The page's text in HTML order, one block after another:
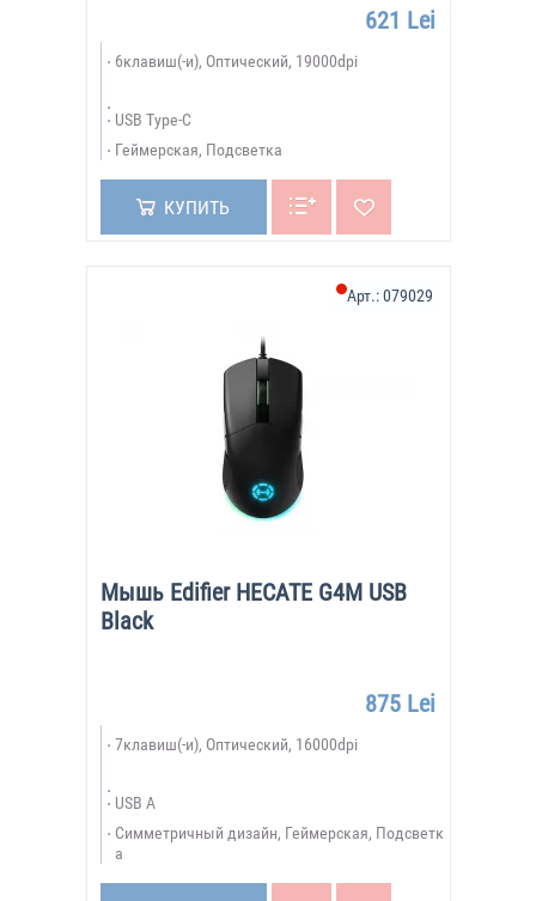
621 Lei
6клавиш(-и), Оптический, 19000dpi
USB Type-C
Геймерская, Подсветка
КУПИТЬ
Мышь Edifier HECATE G4M USB
Black
Арт.:079029
875 Lei
7клавиш(-и), Оптический, 16000dpi
USB A
Симметричный дизайн, Геймерская, Подсветк
а